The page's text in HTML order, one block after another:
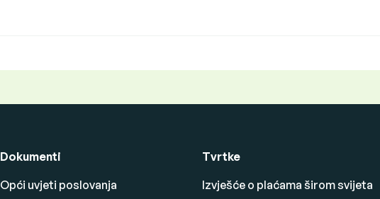
Dokumenti
Opći uvjeti poslovanja
Tvrtke
Izvješće o plaćama širom svijeta